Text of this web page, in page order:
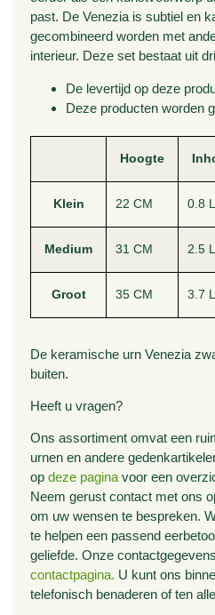
past. De Venezia is subtiel en
gecombineerd worden met
interieur. Deze set bestaat uit
De levertijd op deze
Deze producten worden
Hoogte
Klein 22 CM 0.8 L
Medium 31 CM 2.5 L
Groot 35 CM 3.7 L
De keramische urn Venezia
buiten.
Heeft u vragen?
Ons assortiment omvat een
urnen en andere
opdeze paginavoor een
Neem gerust contact met ons
om uw wensen te bespreken.
te helpen een passend
geliefde. Onze
contactpagina. U kunt ons
telefonisch benaderen of ten